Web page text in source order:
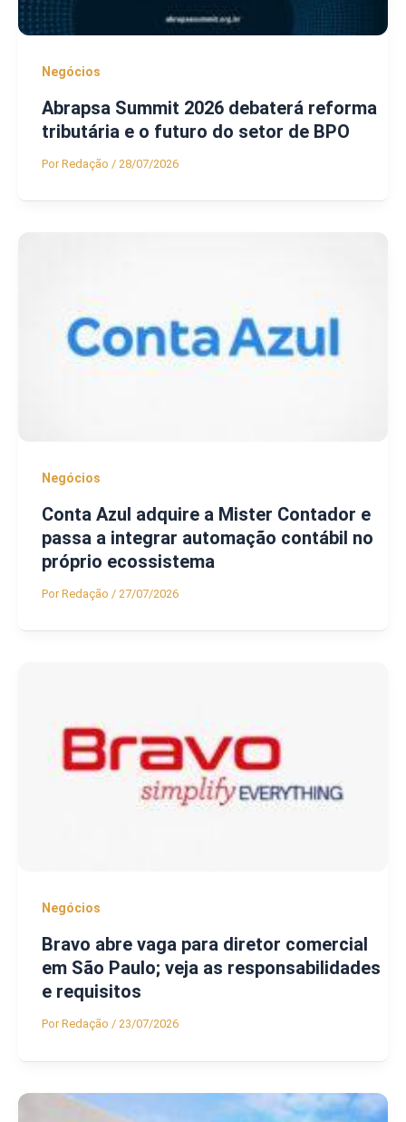
Negócios
Abrapsa Summit 2026 debaterá reforma
tributária e o futuro do setor de BPO
PorRedação / 28/07/2026
Negócios
Conta Azul adquire a Mister Contador e
passa a integrar automação contábil no
próprio ecossistema
PorRedação / 27/07/2026
Negócios
Bravo abre vaga para diretor comercial
em São Paulo; veja as responsabilidades
e requisitos
PorRedação / 23/07/2026